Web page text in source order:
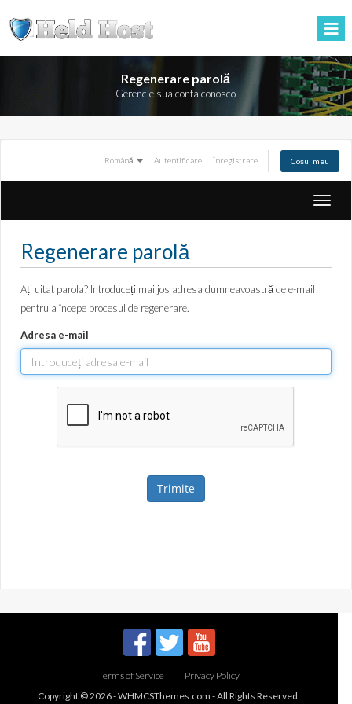
Regenerare parolă
Gerencie sua conta conosco
Română Autentificare Înregistrare Coșul meu
Toggle
Regenerare parolă
Ați uitat parola? Introduceți mai jos adresa dumneavoastră de e-mail
pentru a începe procesul de regenerare.
Adresa e-mail
Trimite
Terms of Service
Privacy Policy
Copyright © 2026 -WHMCSThemes.com - All Rights Reserved.